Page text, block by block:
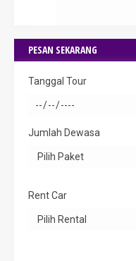
PESAN SEKARANG
Tanggal Tour
Jumlah Dewasa
Rent Car